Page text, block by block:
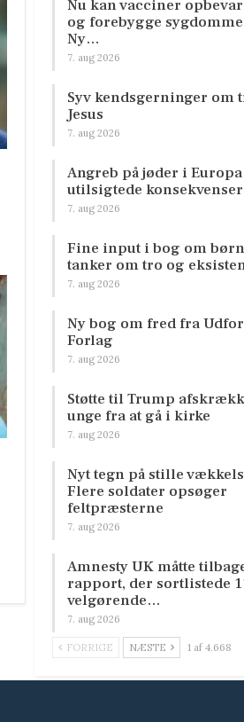
Nu kan vacciner
og forebygge
Ny…
7. aug 2026
Syv kendsgerninger om
Jesus
7. aug 2026
Angreb på jøder i
utilsigtede konsekvenser
7. aug 2026
Fine input i bog om
tanker om tro og
7. aug 2026
Ny bog om fred fra
Forlag
7. aug 2026
Støtte til Trump
unge fra at gå i kirke
7. aug 2026
Nyt tegn på stille
Flere soldater opsøger
feltpræsterne
7. aug 2026
Amnesty UK måtte
rapport, der sortlistede
velgørende…
7. aug 2026
FORRIGE NÆSTE 1 af 4.668